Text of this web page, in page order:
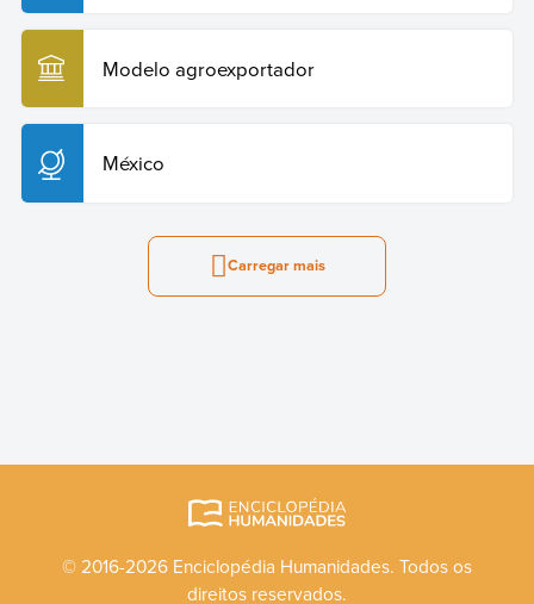
Modelo agroexportador
México
Carregar mais
© 2016-2026 Enciclopédia Humanidades. Todos os
direitos reservados.